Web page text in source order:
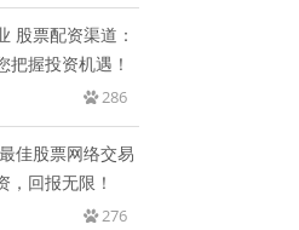
股票配资渠道：
把握投资机遇！
286
佳股票网络交易
，回报无限！
276